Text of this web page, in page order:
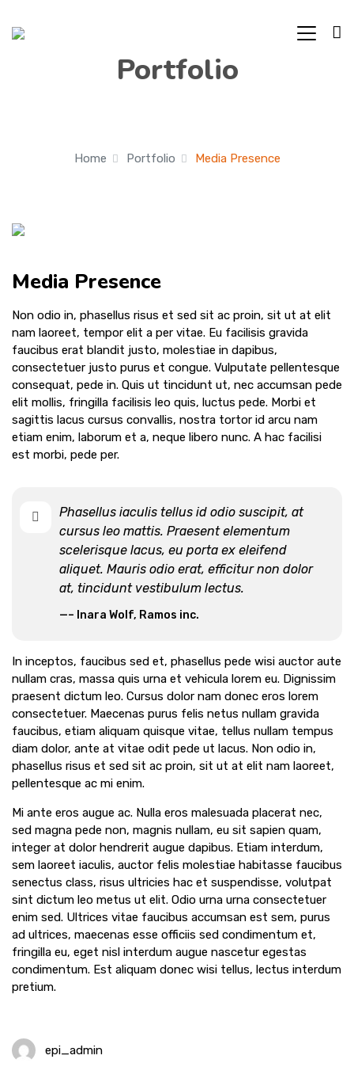
Portfolio
Home Portfolio Media Presence
Media Presence
Non odio in, phasellus risus et sed sit ac proin, sit ut at elit
nam laoreet, tempor elit a per vitae. Eu facilisis gravida
faucibus erat blandit justo, molestiae in dapibus,
consectetuer justo purus et congue. Vulputate pellentesque
consequat, pede in. Quis ut tincidunt ut, nec accumsan pede
elit mollis, fringilla facilisis leo quis, luctus pede. Morbi et
sagittis lacus cursus convallis, nostra tortor id arcu nam
etiam enim, laborum et a, neque libero nunc. A hac facilisi
est morbi, pede per.
Phasellus iaculis tellus id odio suscipit, at
cursus leo mattis. Praesent elementum
scelerisque lacus, eu porta ex eleifend
aliquet. Mauris odio erat, efficitur non dolor
at, tincidunt vestibulum lectus.
– Inara Wolf, Ramos inc.
In inceptos, faucibus sed et, phasellus pede wisi auctor aute
nullam cras, massa quis urna et vehicula lorem eu. Dignissim
praesent dictum leo. Cursus dolor nam donec eros lorem
consectetuer. Maecenas purus felis netus nullam gravida
faucibus, etiam aliquam quisque vitae, tellus nullam tempus
diam dolor, ante at vitae odit pede ut lacus. Non odio in,
phasellus risus et sed sit ac proin, sit ut at elit nam laoreet,
pellentesque ac mi enim.
Mi ante eros augue ac. Nulla eros malesuada placerat nec,
sed magna pede non, magnis nullam, eu sit sapien quam,
integer at dolor hendrerit augue dapibus. Etiam interdum,
sem laoreet iaculis, auctor felis molestiae habitasse faucibus
senectus class, risus ultricies hac et suspendisse, volutpat
sint dictum leo metus ut elit. Odio urna urna consectetuer
enim sed. Ultrices vitae faucibus accumsan est sem, purus
ad ultrices, maecenas esse officiis sed condimentum et,
fringilla eu, eget nisl interdum augue nascetur egestas
condimentum. Est aliquam donec wisi tellus, lectus interdum
pretium.
epi_admin